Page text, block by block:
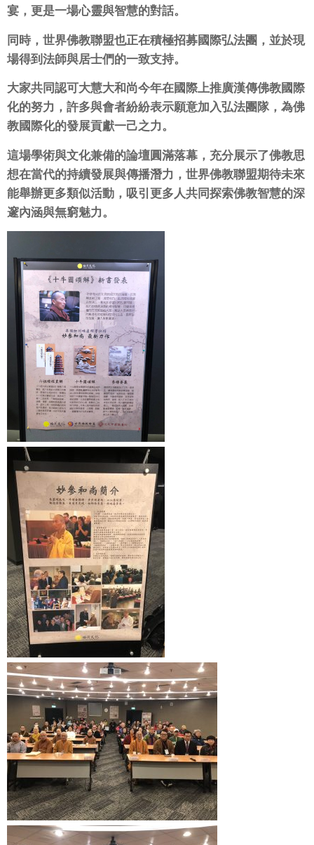
宴，更是一場心靈與智慧的對話。
同時，世界佛教聯盟也正在積極招募國際弘法團， 並於現
場得到法師與居士們的一致支持。
大家共同認可大慧大和尚今年在國際上推廣漢傳佛教國際
化的努力， 許多與會者紛紛表示願意加入弘法團隊， 為佛
教國際化的發展貢獻一己之力。
這場學術與文化兼備的論壇圓滿落幕， 充分展示了佛教思
想在當代的持續發展與傳播潛力， 世界佛教聯盟期待未來
能舉辦更多類似活動， 吸引更多人共同探索佛教智慧的深
邃內涵與無窮魅力。